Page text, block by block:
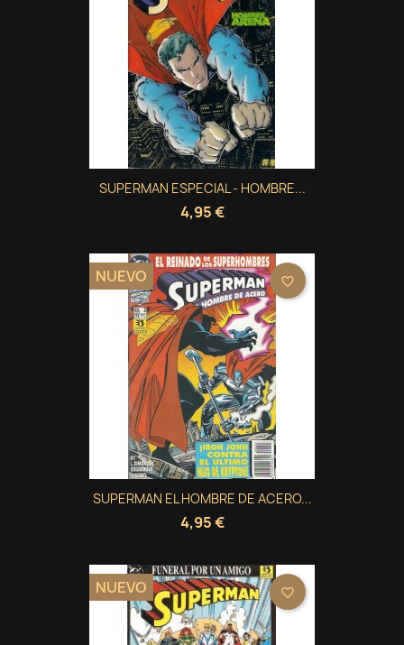
SUPERMAN ESPECIAL - HOMBRE...
4,95 €
SUPERMAN EL HOMBRE DE ACERO...
4,95 €
NUEVO favorite_border
NUEVO favorite_border